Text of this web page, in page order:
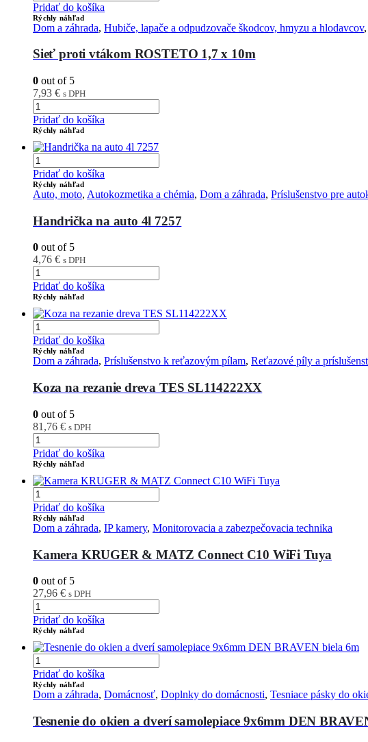
Pridať do košíka
Rýchly náhľad
Dom a záhrada, Hubiče, lapače a odpudzovače škodcov, hmyzu a hlodavcov,
Sieť proti vtákom ROSTETO 1,7 x 10m
0 out of 5
7,93 € s DPH
Pridať do košíka
Rýchly náhľad
Pridať do košíka
Rýchly náhľad
Auto, moto, Autokozmetika a chémia, Dom a záhrada, Príslušenstvo pre
Handrička na auto 4l 7257
0 out of 5
4,76 € s DPH
Pridať do košíka
Rýchly náhľad
Pridať do košíka
Rýchly náhľad
Dom a záhrada, Príslušenstvo k reťazovým pílam, Reťazové píly a
Koza na rezanie dreva TES SL114222XX
0 out of 5
81,76 € s DPH
Pridať do košíka
Rýchly náhľad
Pridať do košíka
Rýchly náhľad
Dom a záhrada, IP kamery, Monitorovacia a zabezpečovacia technika
Kamera KRUGER & MATZ Connect C10 WiFi Tuya
0 out of 5
27,96 € s DPH
Pridať do košíka
Rýchly náhľad
Pridať do košíka
Rýchly náhľad
Dom a záhrada, Domácnosť, Doplnky do domácnosti, Tesniace pásky do
Tesnenie do okien a dverí samolepiace 9x6mm DEN